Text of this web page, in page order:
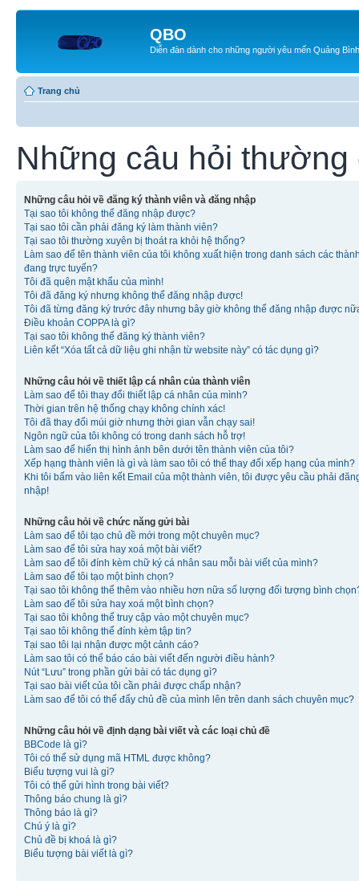
QBO
Diễn đàn dành cho những người yêu mến Quảng Bình
Trang chủ
Những câu hỏi thường
Những câu hỏi về đăng ký thành viên và đăng nhập
Tại sao tôi không thể đăng nhập được?
Tại sao tôi cần phải đăng ký làm thành viên?
Tại sao tôi thường xuyên bị thoát ra khỏi hệ thống?
Làm sao để tên thành viên của tôi không xuất hiện trong danh sách các
đang trực tuyến?
Tôi đã quên mật khẩu của mình!
Tôi đã đăng ký nhưng không thể đăng nhập được!
Tôi đã từng đăng ký trước đây nhưng bây giờ không thể đăng nhập được
Điều khoản COPPA là gì?
Tại sao tôi không thể đăng ký thành viên?
Liên kết “Xóa tất cả dữ liệu ghi nhận từ website này” có tác dụng gì?
Những câu hỏi về thiết lập cá nhân của thành viên
Làm sao để tôi thay đổi thiết lập cá nhân của mình?
Thời gian trên hệ thống chạy không chính xác!
Tôi đã thay đổi múi giờ nhưng thời gian vẫn chạy sai!
Ngôn ngữ của tôi không có trong danh sách hỗ trợ!
Làm sao để hiển thị hình ảnh bên dưới tên thành viên của tôi?
Xếp hạng thành viên là gì và làm sao tôi có thể thay đổi xếp hạng của mình?
Khi tôi bấm vào liên kết Email của một thành viên, tôi được yêu cầu phải
nhập!
Những câu hỏi về chức năng gửi bài
Làm sao để tôi tạo chủ đề mới trong một chuyên mục?
Làm sao để tôi sửa hay xoá một bài viết?
Làm sao để tôi đính kèm chữ ký cá nhân sau mỗi bài viết của mình?
Làm sao để tôi tạo một bình chọn?
Tại sao tôi không thể thêm vào nhiều hơn nữa số lượng đối tượng bình
Làm sao để tôi sửa hay xoá một bình chọn?
Tại sao tôi không thể truy cập vào một chuyên mục?
Tại sao tôi không thể đính kèm tập tin?
Tại sao tôi lại nhận được một cảnh cáo?
Làm sao tôi có thể báo cáo bài viết đến người điều hành?
Nút “Lưu” trong phần gửi bài có tác dụng gì?
Tại sao bài viết của tôi cần phải được chấp nhận?
Làm sao để tôi có thể đẩy chủ đề của mình lên trên danh sách chuyên mục?
Những câu hỏi về định dạng bài viết và các loại chủ đề
BBCode là gì?
Tôi có thể sử dụng mã HTML được không?
Biểu tượng vui là gì?
Tôi có thể gửi hình trong bài viết?
Thông báo chung là gì?
Thông báo là gì?
Chú ý là gì?
Chủ đề bị khoá là gì?
Biểu tượng bài viết là gì?